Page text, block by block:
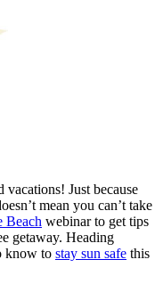
vacations! Just because
mean you can’t take
Beach webinar to get tips
getaway. Heading
know to stay sun safe this